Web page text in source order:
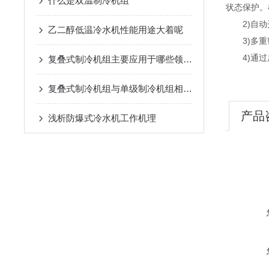
乙二醇低温冷水机性能用途大着呢
复叠式制冷机组主要应用于哪些领域？
复叠式制冷机组与单级制冷机组相比有哪些优势？
浅析​防爆式冷水机工作机理
状态保护
2)自动开
3)多重密
4)通过局
产品